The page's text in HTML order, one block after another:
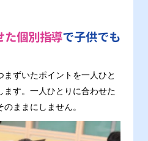
た個別指導で子供でも
ずいたポイントを一人ひと
ます。一人ひとりに合わせた
ままにしません。